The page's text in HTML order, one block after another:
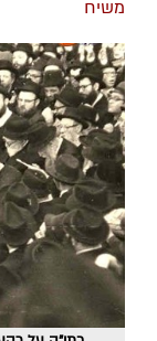
משיח